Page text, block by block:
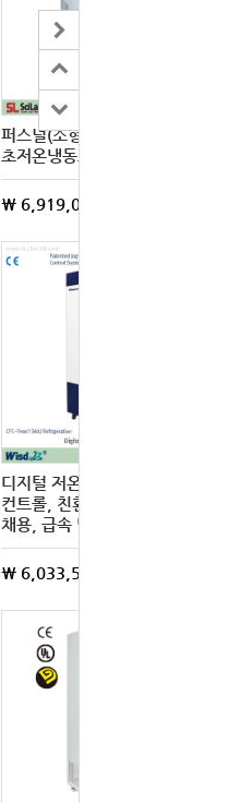
퍼스널(소형) 스마트 다용도 안전
초저온냉동고
\ 6,919,000원
디지털 저온 냉동고, 디지털 퍼지
컨트롤, 친환경 냉매(404A)
채용, 급속 냉동 기능
\ 6,033,500원